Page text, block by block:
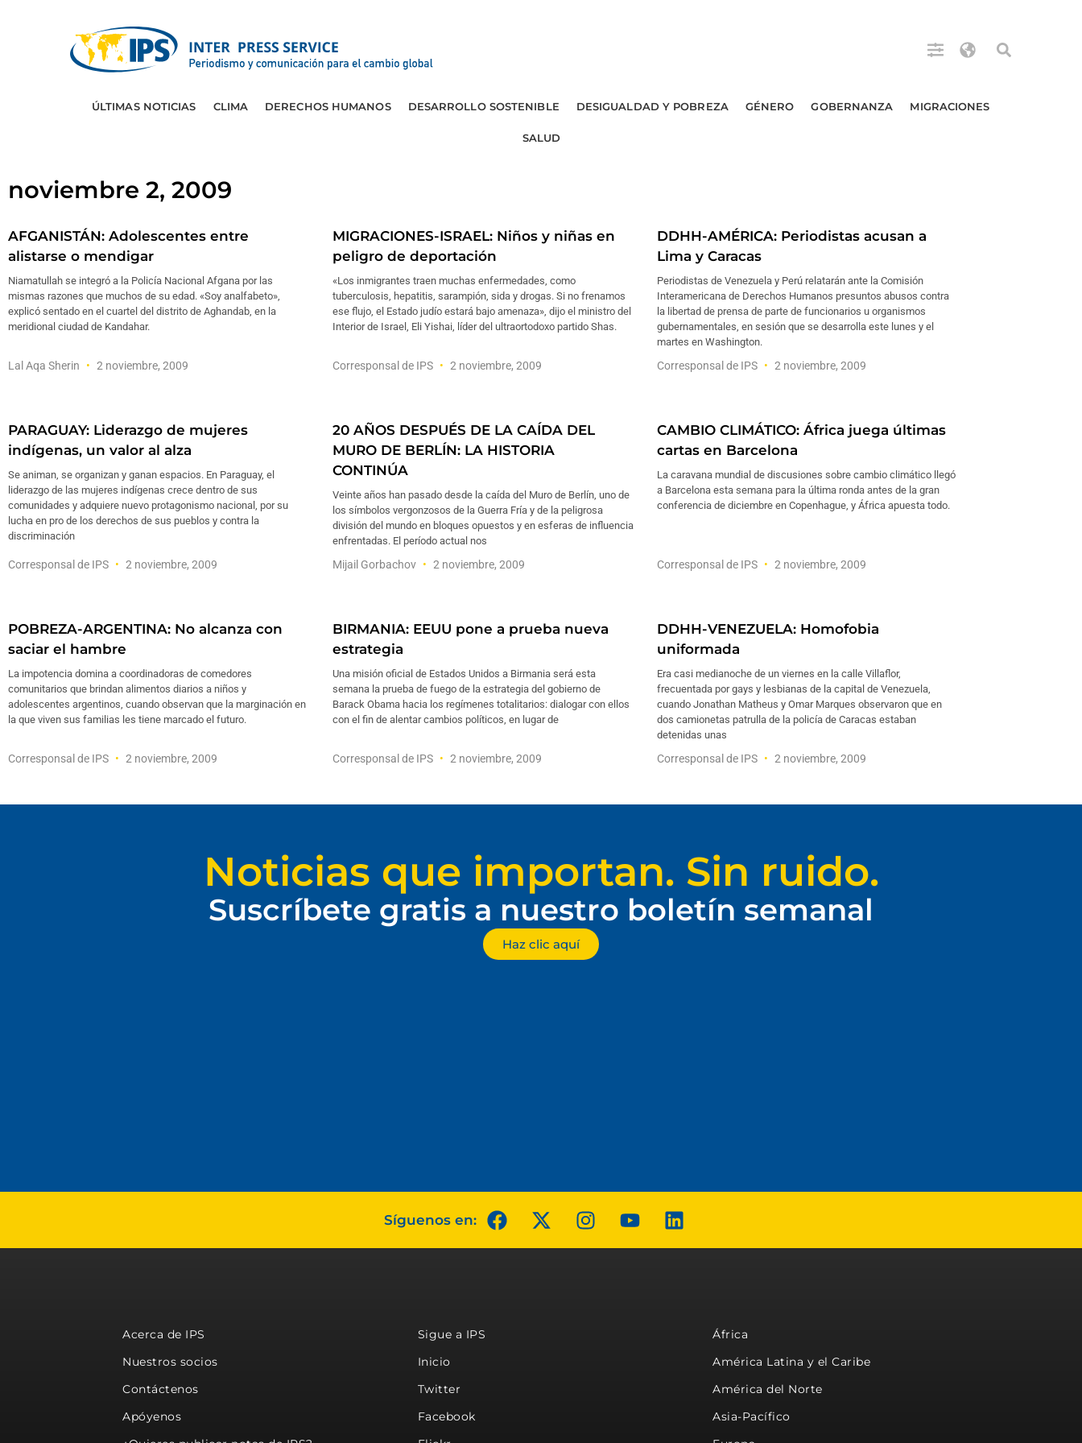
ÚLTIMAS NOTICIAS CLIMA DERECHOS HUMANOS DESARROLLO SOSTENIBLE DESIGUALDAD Y POBREZA GÉNERO GOBERNANZA MIGRACIONES
SALUD
noviembre 2, 2009
AFGANISTÁN: Adolescentes entre
alistarse o mendigar
Niamatullah se integró a la Policía Nacional Afgana por las
mismas razones que muchos de su edad. «Soy analfabeto»,
explicó sentado en el cuartel del distrito de Aghandab, en la
meridional ciudad de Kandahar.
Lal Aqa Sherin 2 noviembre, 2009
MIGRACIONES-ISRAEL: Niños y niñas en
peligro de deportación
«Los inmigrantes traen muchas enfermedades, como
tuberculosis, hepatitis, sarampión, sida y drogas. Si no frenamos
ese flujo, el Estado judío estará bajo amenaza», dijo el ministro del
Interior de Israel, Eli Yishai, líder del ultraortodoxo partido Shas.
Corresponsal de IPS 2 noviembre, 2009
DDHH-AMÉRICA: Periodistas acusan a
Lima y Caracas
Periodistas de Venezuela y Perú relatarán ante la Comisión
Interamericana de Derechos Humanos presuntos abusos contra
la libertad de prensa de parte de funcionarios u organismos
gubernamentales, en sesión que se desarrolla este lunes y el
martes en Washington.
Corresponsal de IPS 2 noviembre, 2009
PARAGUAY: Liderazgo de mujeres
indígenas, un valor al alza
Se animan, se organizan y ganan espacios. En Paraguay, el
liderazgo de las mujeres indígenas crece dentro de sus
comunidades y adquiere nuevo protagonismo nacional, por su
lucha en pro de los derechos de sus pueblos y contra la
discriminación
Corresponsal de IPS 2 noviembre, 2009
20 AÑOS DESPUÉS DE LA CAÍDA DEL
MURO DE BERLÍN: LA HISTORIA
CONTINÚA
Veinte años han pasado desde la caída del Muro de Berlín, uno de
los símbolos vergonzosos de la Guerra Fría y de la peligrosa
división del mundo en bloques opuestos y en esferas de influencia
enfrentadas. El período actual nos
Mijail Gorbachov 2 noviembre, 2009
CAMBIO CLIMÁTICO: África juega últimas
cartas en Barcelona
La caravana mundial de discusiones sobre cambio climático llegó
a Barcelona esta semana para la última ronda antes de la gran
conferencia de diciembre en Copenhague, y África apuesta todo.
Corresponsal de IPS 2 noviembre, 2009
POBREZA-ARGENTINA: No alcanza con
saciar el hambre
La impotencia domina a coordinadoras de comedores
comunitarios que brindan alimentos diarios a niños y
adolescentes argentinos, cuando observan que la marginación en
la que viven sus familias les tiene marcado el futuro.
Corresponsal de IPS 2 noviembre, 2009
BIRMANIA: EEUU pone a prueba nueva
estrategia
Una misión oficial de Estados Unidos a Birmania será esta
semana la prueba de fuego de la estrategia del gobierno de
Barack Obama hacia los regímenes totalitarios: dialogar con ellos
con el fin de alentar cambios políticos, en lugar de
Corresponsal de IPS 2 noviembre, 2009
DDHH-VENEZUELA: Homofobia
uniformada
Era casi medianoche de un viernes en la calle Villaflor,
frecuentada por gays y lesbianas de la capital de Venezuela,
cuando Jonathan Matheus y Omar Marques observaron que en
dos camionetas patrulla de la policía de Caracas estaban
detenidas unas
Corresponsal de IPS 2 noviembre, 2009
Noticias que importan. Sin ruido.
Suscríbete gratis a nuestro boletín semanal
Haz clic aquí
Síguenos en:
Acerca de IPS
Nuestros socios
Contáctenos
Apóyenos
Sigue a IPS
Inicio
Twitter
Facebook
África
América Latina y el Caribe
América del Norte
Asia-Pacífico